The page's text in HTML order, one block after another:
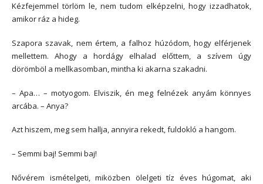
Kézfejemmel törlöm le, nem tudom elképzelni, hogy izzadhatok,
amikor ráz a hideg.
Szapora szavak, nem értem, a falhoz húzódom, hogy elférjenek
mellettem. Ahogy a hordágy elhalad előttem, a szívem úgy
dörömböl a mellkasomban, mintha ki akarna szakadni.
– Apa… – motyogom. Elviszik, én meg felnézek anyám könnyes
arcába. – Anya?
Azt hiszem, meg sem hallja, annyira rekedt, fuldokló a hangom.
– Semmi baj! Semmi baj!
Nővérem ismételgeti, miközben ölelgeti tíz éves húgomat, aki